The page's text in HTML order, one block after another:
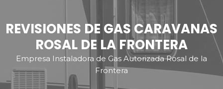
REVISIONES DE GAS CARAVANAS
ROSAL DE LA FRONTERA
Empresa Instaladora de Gas Autorizada Rosal de la
Frontera